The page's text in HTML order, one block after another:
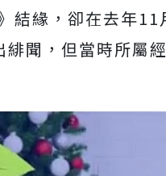
結緣，卻在去年
聞，但當時所屬